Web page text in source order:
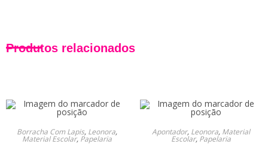
Produtos relacionados
Borracha Com Lapis, Leonora,
Material Escolar, Papelaria
Apontador, Leonora, Material
Escolar, Papelaria